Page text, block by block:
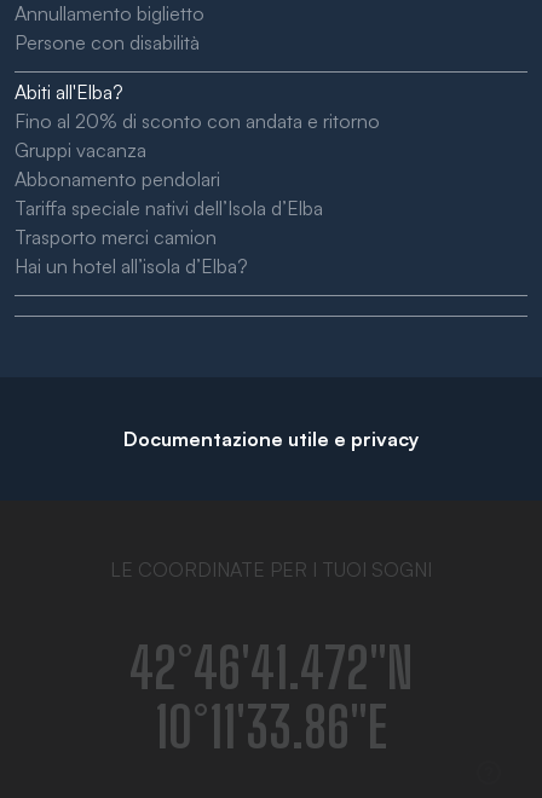
Annullamento biglietto
Persone con disabilità
Abiti all'Elba?
Fino al 20% di sconto con andata e ritorno
Gruppi vacanza
Abbonamento pendolari
Tariffa speciale nativi dell’Isola d’Elba
Trasporto merci camion
Hai un hotel all’isola d’Elba?
Documentazione utile e privacy
LE COORDINATE PER I TUOI SOGNI
42°46′41.472″N
10°11′33.86″E